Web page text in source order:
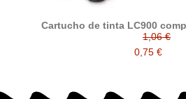
Cartucho de tinta LC900
1,06 €
0,75 €